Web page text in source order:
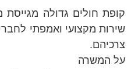
קופת חולים גדולה
שירות מקצועי ואמפתי
צרכיהם.
על המשרה